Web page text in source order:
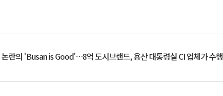
논란의 'Busan is Good'…8억 도시브랜드, 용산 대통령실 CI 업체가 수행